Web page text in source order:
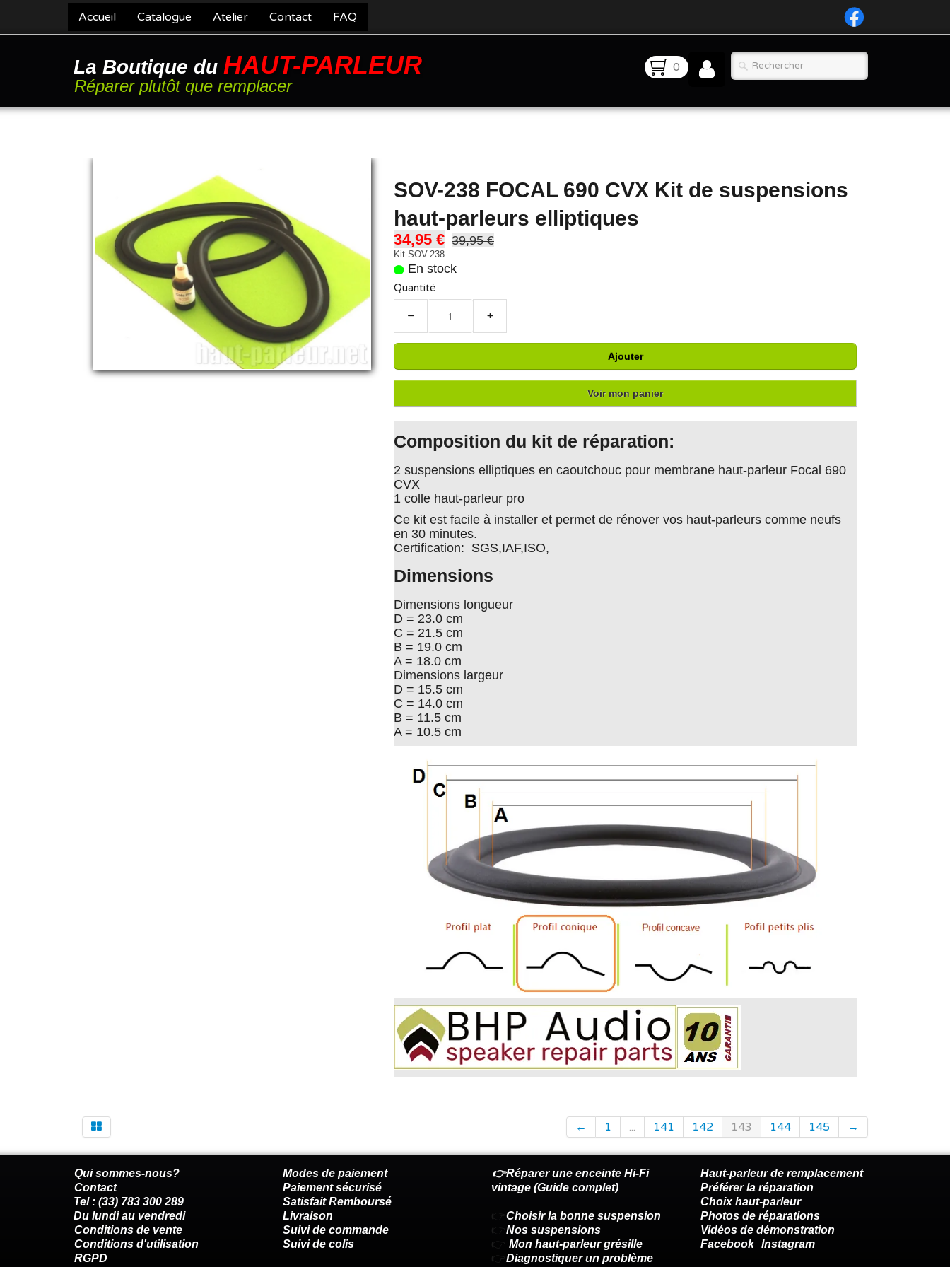
Accueil Catalogue Atelier Contact FAQ
La Boutique du HAUT-PARLEUR
Réparer plutôt que remplacer
0
SOV-238 FOCAL 690 CVX Kit de suspensions
haut-parleurs elliptiques
34,95 € 39,95 €
Kit-SOV-238
En stock
Quantité
− +
Ajouter
Voir mon panier
Composition du kit de réparation:
2 suspensions elliptiques en caoutchouc pour membrane haut-parleur Focal 690
CVX
1 colle haut-parleur pro
Ce kit est facile à installer et permet de rénover vos haut-parleurs comme neufs
en 30 minutes.
Certification: SGS,IAF,ISO,
Dimensions
Dimensions longueur
D = 23.0 cm
C = 21.5 cm
B = 19.0 cm
A = 18.0 cm
Dimensions largeur
D = 15.5 cm
C = 14.0 cm
B = 11.5 cm
A = 10.5 cm
← 1 ... 141 142 143 144 145 →
Qui sommes-nous?
Contact
Tel : (33) 783 300 289
Du lundi au vendredi
Conditions de vente
Conditions d'utilisation
RGPD
Modes de paiement
Paiement sécurisé
Satisfait Remboursé
Livraison
Suivi de commande
Suivi de colis
👉Réparer une enceinte Hi-Fi
vintage (Guide complet)
👉 Choisir la bonne suspension
👉 Nos suspensions
👉 Mon haut-parleur grésille
👉 Diagnostiquer un problème
Haut-parleur de remplacement
Préférer la réparation
Choix haut-parleur
Photos de réparations
Vidéos de démonstration
Facebook Instagram